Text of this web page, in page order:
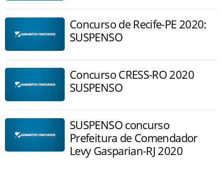
Concurso de Recife-PE 2020:
SUSPENSO
Concurso CRESS-RO 2020
SUSPENSO
SUSPENSO concurso
Prefeitura de Comendador
Levy Gasparian-RJ 2020